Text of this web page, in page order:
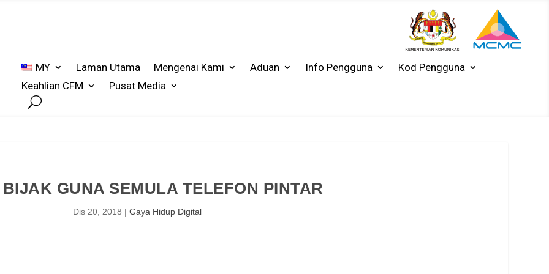
MY Laman Utama Mengenai Kami Aduan Info Pengguna
Kod Pengguna
Keahlian CFM
Pusat Media
GUNA SEMULA TELEFON PINTAR
Dis 20, 2018 | Gaya Hidup Digital